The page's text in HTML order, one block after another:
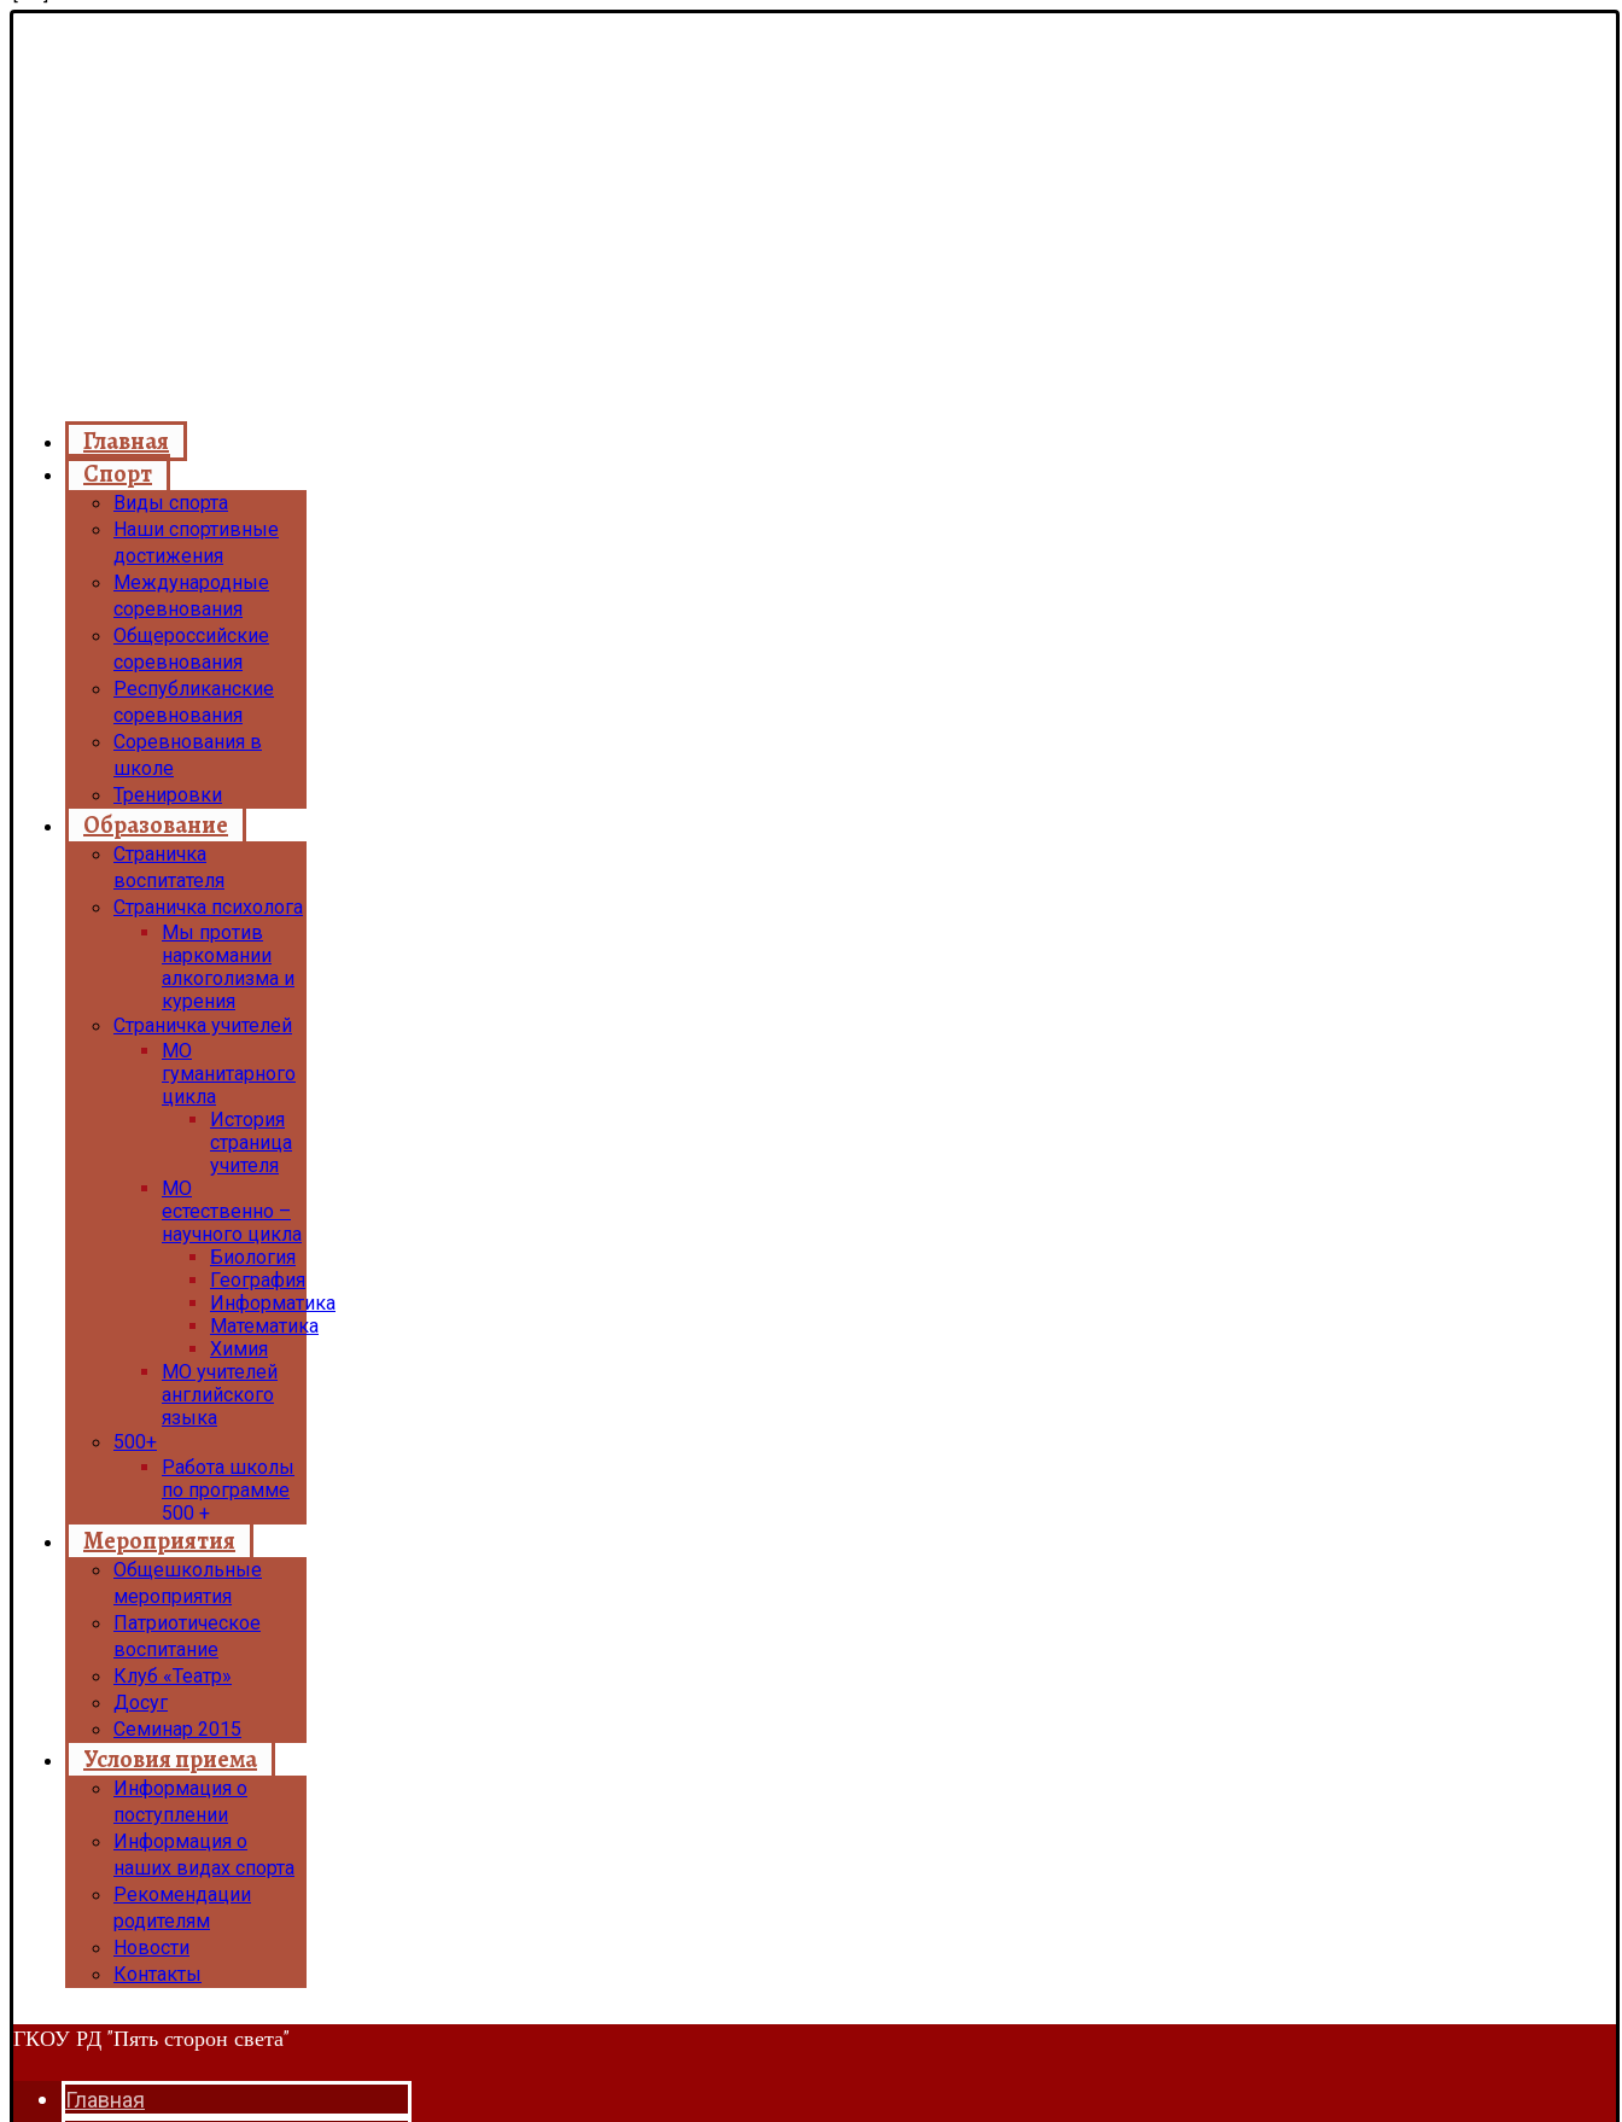
Главная
Спорт
Виды спорта
Наши спортивные
достижения
Международные
соревнования
Общероссийские
соревнования
Республиканские
соревнования
Соревнования в
школе
Тренировки
Образование
Страничка
воспитателя
Страничка психолога
Мы против
наркомании
алкоголизма и
курения
Страничка учителей
МО
гуманитарного
цикла
История
страница
учителя
МО
естественно –
научного цикла
Биология
География
Информатика
Математика
Химия
МО учителей
английского
языка
500+
Работа школы
по программе
500 +
Мероприятия
Общешкольные
мероприятия
Патриотическое
воспитание
Клуб «Театр»
Досуг
Семинар 2015
Условия приема
Информация о
поступлении
Информация о
наших видах спорта
Рекомендации
родителям
Новости
Контакты
ГКОУ РД "Пять сторон света"
Главная